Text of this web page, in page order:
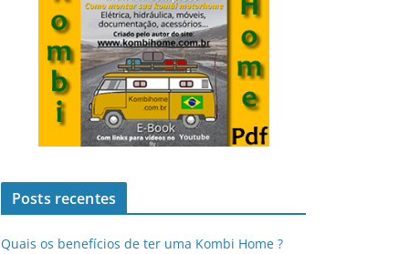
Posts recentes
Quais os benefícios de ter uma Kombi Home ?